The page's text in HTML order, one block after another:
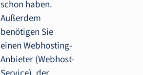
schon haben.
Außerdem
benötigen Sie
einen Webhosting-
Anbieter (Webhost-